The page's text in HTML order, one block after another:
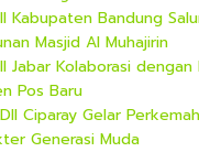
Kabupaten Bandung
Masjid Al Muhajirin
Jabar Kolaborasi
Pos Baru
Ciparay Gelar
Generasi Muda